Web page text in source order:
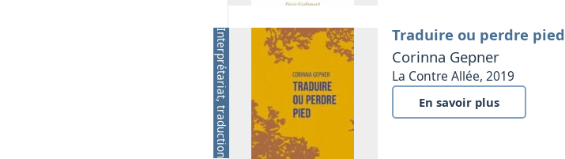
Interprétariat, traduction
Traduire ou perdre pied
Corinna Gepner
La Contre Allée, 2019
En savoir plus